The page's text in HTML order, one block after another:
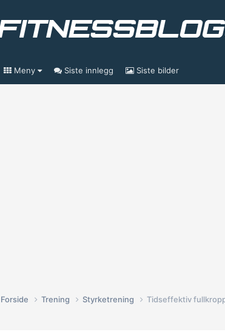
Meny Siste innlegg Siste bilder
Forside Trening Styrketrening Tidseffektiv